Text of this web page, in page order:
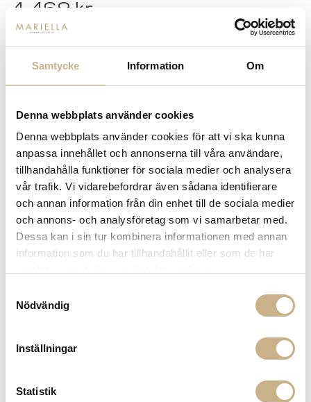
Samtycke Information Om
Denna webbplats använder cookies
Denna webbplats använder cookies för att vi ska kunna
anpassa innehållet och annonserna till våra användare,
tillhandahålla funktioner för sociala medier och analysera
vår trafik. Vi vidarebefordrar även sådana identifierare
och annan information från din enhet till de sociala medier
och annons- och analysföretag som vi samarbetar med.
Dessa kan i sin tur kombinera informationen med annan
information som du har tillhandahållit eller som de har
Nödvändig
Inställningar
Statistik
4.469 kr
Lagerstatus: Beställningsvara
Leverans inom 3-5 arbetsdagar på lagervaror
10% välkomstrabatt
FRÅGA OSS OM PRODUKTEN
BESKRIVNING